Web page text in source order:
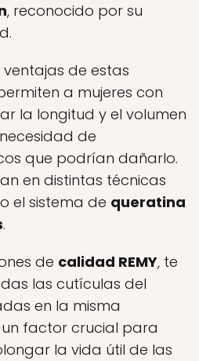
, reconocido por su
de estas
a mujeres con
la longitud y el volumen
de
que podrían dañarlo.
en distintas técnicas
el sistema de queratina
.
de calidad REMY, te
las cutículas del
en la misma
factor crucial para
la vida útil de las